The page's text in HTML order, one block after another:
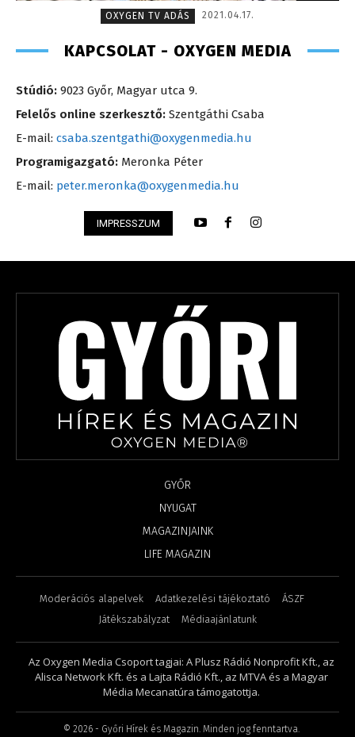
OXYGEN TV ADÁS
2021.04.17.
KAPCSOLAT - OXYGEN MEDIA
Stúdió: 9023 Győr, Magyar utca 9.
Felelős online szerkesztő: Szentgáthi Csaba
E-mail: csaba.szentgathi@oxygenmedia.hu
Programigazgató: Meronka Péter
E-mail: peter.meronka@oxygenmedia.hu
IMPRESSZUM
GYŐR
NYUGAT
MAGAZINJAINK
LIFE MAGAZIN
Moderációs alapelvek Adatkezelési tájékoztató
ÁSZF
Játékszabályzat
Médiaajánlatunk
Az Oxygen Media Csoport tagjai: A Plusz Rádió Nonprofit Kft., az
Alisca Network Kft. és a Lajta Rádió Kft., az MTVA és a Magyar
Média Mecanatúra támogatottja.
© 2026 - Győri Hírek és Magazin. Minden jog fenntartva.